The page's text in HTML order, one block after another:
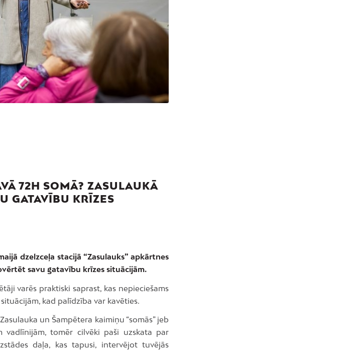
72H SOMĀ? ZASULAUKĀ
GATAVĪBU KRĪZES
dzelzceļa stacijā “Zasulauks” apkārtnes
savu gatavību krīzes situācijām.
varēs praktiski saprast, kas nepieciešams
kad palīdzība var kavēties.
un Šampētera kaimiņu “somās” jeb
vadlīnijām, tomēr cilvēki paši uzskata par
daļa, kas tapusi, intervējot tuvējās